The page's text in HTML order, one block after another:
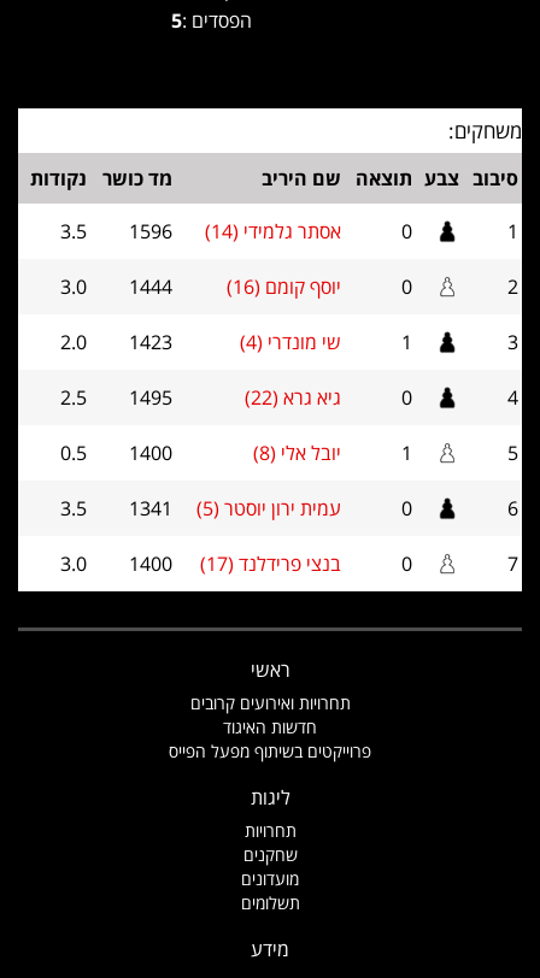
הפסדים :5
משחקים:
סיבוב צבע תוצאה שם היריב מד כושר
נקודות
1
0 אסתר גלמידי (14) 1596
3.5
2
0 יוסף קומם (16) 1444
3.0
3
1 שי מונדרי (4) 1423
2.0
4
0 גיא גרא (22) 1495
2.5
5
1 יובל אלי (8) 1400
0.5
6
0 עמית ירון יוסטר (5) 1341
3.5
7
0 בנצי פרידלנד (17) 1400
3.0
ראשי
תחרויות ואירועים קרובים
חדשות האיגוד
פרוייקטים בשיתוף מפעל הפייס
ליגות
תחרויות
שחקנים
מועדונים
תשלומים
מידע